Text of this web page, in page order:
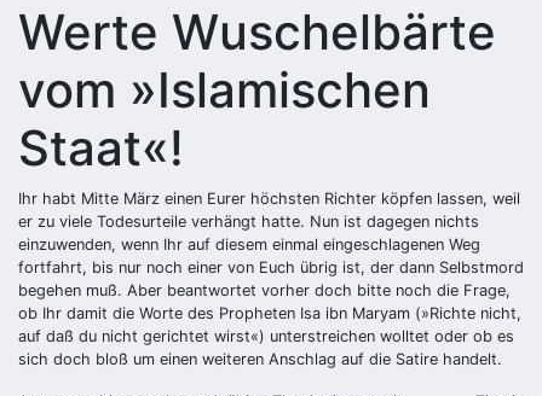
Werte Wuschelbärte
vom »Islamischen
Staat«!
Ihr habt Mitte März einen Eurer höchsten Richter köpfen lassen, weil
er zu viele Todesurteile verhängt hatte. Nun ist dagegen nichts
einzuwenden, wenn Ihr auf diesem einmal eingeschlagenen Weg
fortfahrt, bis nur noch einer von Euch übrig ist, der dann Selbstmord
begehen muß. Aber beantwortet vorher doch bitte noch die Frage,
ob Ihr damit die Worte des Propheten Isa ibn Maryam (»Richte nicht,
auf daß du nicht gerichtet wirst«) unterstreichen wolltet oder ob es
sich doch bloß um einen weiteren Anschlag auf die Satire handelt.